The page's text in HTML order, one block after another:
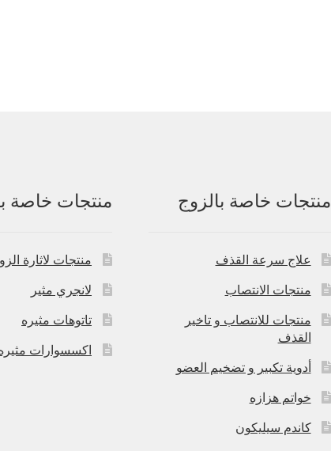
منتجات خاصة بالزوج
علاج سرعة القذف
منتجات الانتصاب
منتجات للانتصاب و تاخير
القذف
أدوية تكبير و تضخيم العضو
خواتم هزازه
كاندم سيليكون
منتجات خاصة
منتجات لاثارة
لانجري مثير
تاتوهات مثيره
اكسسوارات